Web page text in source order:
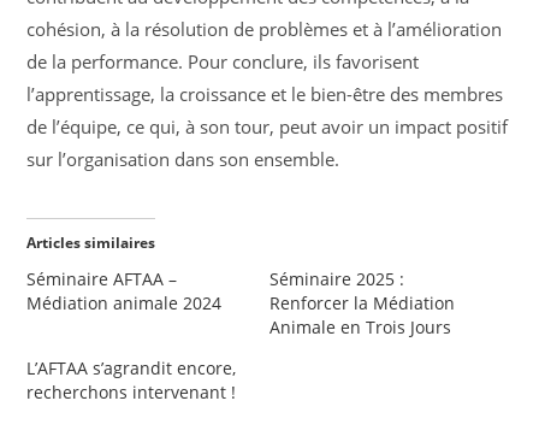
cohésion, à la résolution de problèmes et à l’amélioration
de la performance. Pour conclure, ils favorisent
l’apprentissage, la croissance et le bien-être des membres
de l’équipe, ce qui, à son tour, peut avoir un impact positif
sur l’organisation dans son ensemble.
Articles similaires
Séminaire AFTAA –
Médiation animale 2024
Séminaire 2025 :
Renforcer la Médiation
Animale en Trois Jours
L’AFTAA s’agrandit encore,
recherchons intervenant !